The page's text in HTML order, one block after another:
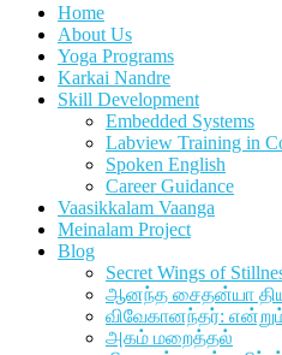
Home
About Us
Yoga Programs
Karkai Nandre
Skill Development
Embedded Systems
Labview Training in
Spoken English
Career Guidance
Vaasikkalam Vaanga
Meinalam Project
Blog
Secret Wings of
ஆனந்த சைதன்யா
விவேகானந்தர்:
அகம் மறைத்தல்